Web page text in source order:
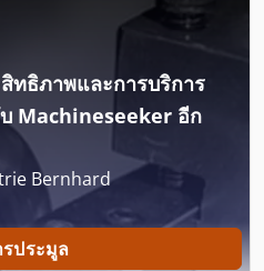
ทธิภาพและการบริการ
Machineseeker อีก
Bernhard
รประมูล